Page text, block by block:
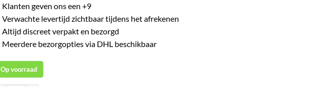
Klanten geven ons een +9
Verwachte levertijd zichtbaar tijdens het afrekenen
Altijd discreet verpakt en bezorgd
Meerdere bezorgopties via DHL beschikbaar
Op voorraad